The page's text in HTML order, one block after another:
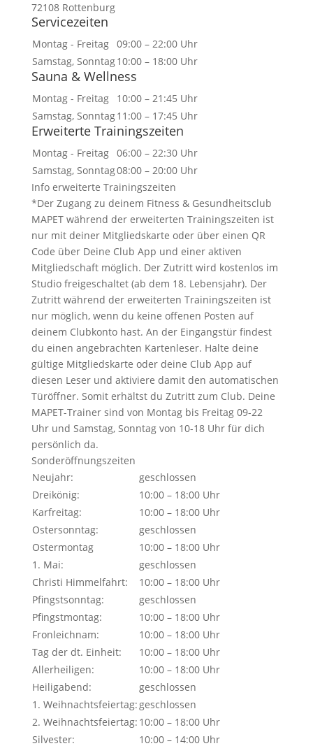
72108 Rottenburg
Servicezeiten
Montag - Freitag 09:00 – 22:00 Uhr
Samstag, Sonntag10:00 – 18:00 Uhr
Sauna & Wellness
Montag - Freitag
10:00 – 21:45 Uhr
Samstag, Sonntag11:00 – 17:45 Uhr
Erweiterte Trainingszeiten
Montag - Freitag 06:00 – 22:30 Uhr
Samstag, Sonntag08:00 – 20:00 Uhr
Info erweiterte Trainingszeiten
*Der Zugang zu deinem Fitness & Gesundheitsclub
MAPET während der erweiterten Trainingszeiten ist
nur mit deiner Mitgliedskarte oder über einen QR
Code über Deine Club App und einer aktiven
Mitgliedschaft möglich. Der Zutritt wird kostenlos im
Studio freigeschaltet (ab dem 18. Lebensjahr). Der
Zutritt während der erweiterten Trainingszeiten ist
nur möglich, wenn du keine offenen Posten auf
deinem Clubkonto hast. An der Eingangstür findest
du einen angebrachten Kartenleser. Halte deine
gültige Mitgliedskarte oder deine Club App auf
diesen Leser und aktiviere damit den automatischen
Türöffner. Somit erhältst du Zutritt zum Club. Deine
MAPET-Trainer sind von Montag bis Freitag 09-22
Uhr und Samstag, Sonntag von 10-18 Uhr für dich
persönlich da.
Sonderöffnungszeiten
Neujahr:
geschlossen
Dreikönig:
10:00 – 18:00 Uhr
Karfreitag:
10:00 – 18:00 Uhr
Ostersonntag:
geschlossen
Ostermontag
10:00 – 18:00 Uhr
1. Mai:
geschlossen
Christi Himmelfahrt:
10:00 – 18:00 Uhr
Pfingstsonntag:
geschlossen
Pfingstmontag:
10:00 – 18:00 Uhr
Fronleichnam:
10:00 – 18:00 Uhr
Tag der dt. Einheit:
10:00 – 18:00 Uhr
Allerheiligen:
10:00 – 18:00 Uhr
Heiligabend:
geschlossen
1. Weihnachtsfeiertag:geschlossen
2. Weihnachtsfeiertag: 10:00 – 18:00 Uhr
Silvester:
10:00 – 14:00 Uhr